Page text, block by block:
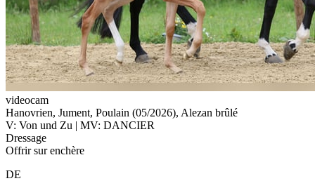
videocam
Hanovrien, Jument, Poulain (05/2026), Alezan brûlé
V: Von und Zu | MV: DANCIER
Dressage
Offrir sur enchère
DE